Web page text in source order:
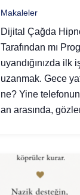
Makaleler
Dijital Çağda
Tarafından mı
uyandığınızda
uzanmak. Gece
ne? Yine
an arasında,